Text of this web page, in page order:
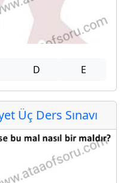
D E
Üç Ders Sınavı